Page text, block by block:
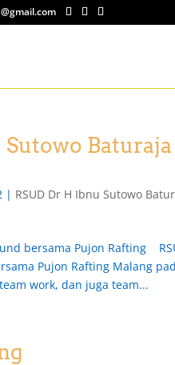
Sutowo
| RSUD Dr H Ibnu Sutowo
bersama Pujon Rafting
Pujon Rafting Malang
work, dan juga team...